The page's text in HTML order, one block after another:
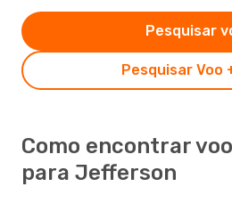
Pesquisar Voo
Pesquisar
Como encontrar
para Jefferson